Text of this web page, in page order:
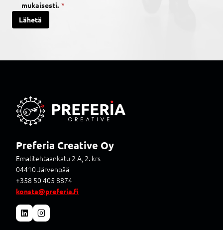
mukaisesti. *
Lähetä
Preferia Creative Oy
Emalitehtaankatu 2 A, 2. krs
04410 Järvenpää
+358 50 405 8874
konsta@preferia.fi